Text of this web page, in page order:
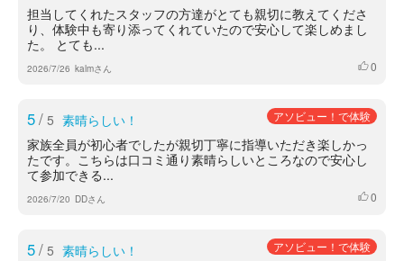
担当してくれたスタッフの方達がとても親切に教えてくださ
り、体験中も寄り添ってくれていたので安心して楽しめまし
た。 とても...
2026/7/26 kalmさん いいね
0
5/ 5 素晴らしい！ アソビュー！で体験
家族全員が初心者でしたが親切丁寧に指導いただき楽しかっ
たです。こちらは口コミ通り素晴らしいところなので安心し
て参加できる...
2026/7/20 DDさん いいね
0
5/ 5 素晴らしい！ アソビュー！で体験